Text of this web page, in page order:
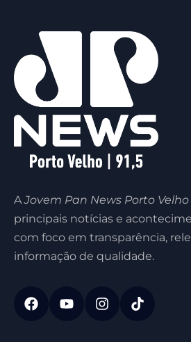
AJovem Pan News Porto Velho
principais notícias e
com foco em transparência,
informação de qualidade.